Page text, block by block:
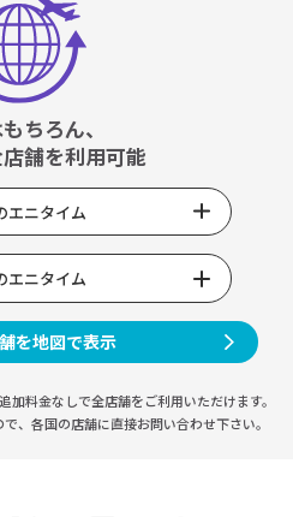
ちろん、
舗を利用可能
エニタイム
エニタイム
を地図で表示
追加料金なしで全店舗をご利用いただけます。
、 各国の店舗に直接お問い合わせ下さい。